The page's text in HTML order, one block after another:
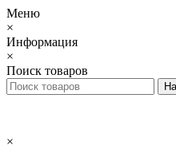
Меню
×
Информация
×
Поиск товаров
×